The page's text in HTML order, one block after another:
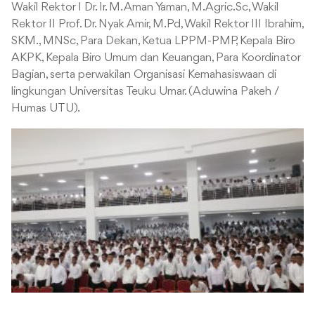
Wakil Rektor I Dr. Ir. M. Aman Yaman, M.Agric.Sc, Wakil
Rektor II Prof. Dr. Nyak Amir, M.Pd, Wakil Rektor III Ibrahim,
SKM., MNSc, Para Dekan, Ketua LPPM-PMP, Kepala Biro
AKPK, Kepala Biro Umum dan Keuangan, Para Koordinator
Bagian, serta perwakilan Organisasi Kemahasiswaan di
lingkungan Universitas Teuku Umar. (Aduwina Pakeh /
Humas UTU).